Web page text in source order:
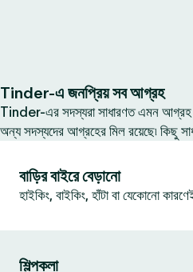
Tinder-এ জনপ্রিয় সব আগ্রহ
Tinder-এর সদস্যরা সাধারণত এমন আগ্রহ
অন্য সদস্যদের আগ্রহের মিল রয়েছে৷ কিছু
বাড়ির বাইরে বেড়ানো
হাইকিং, বাইকিং, হাঁটা বা যেকোনো
শিল্পকলা